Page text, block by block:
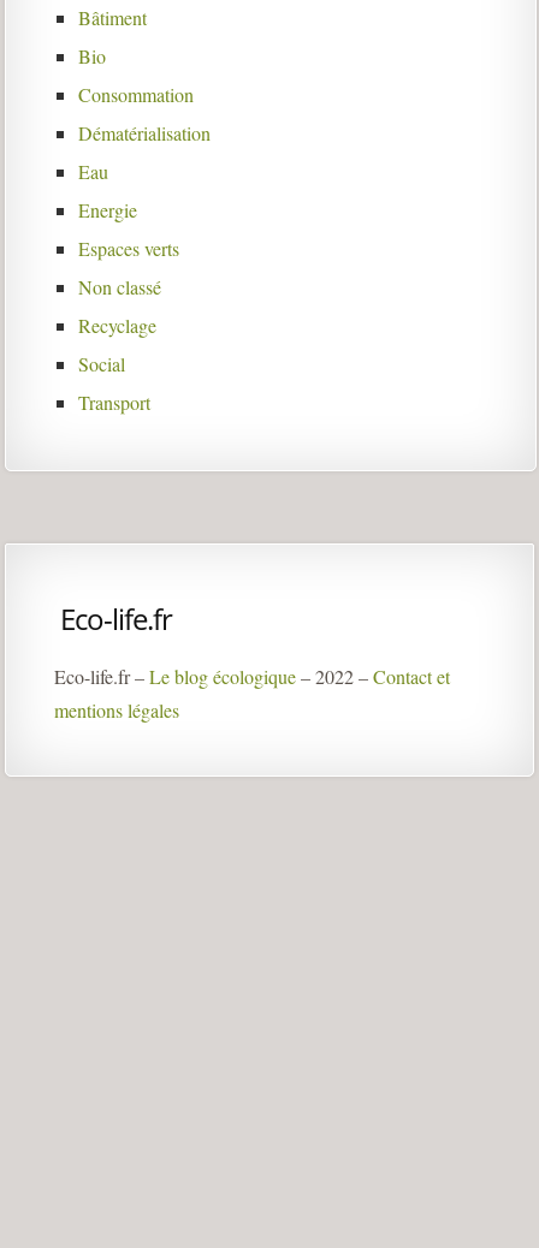
Bâtiment
Bio
Consommation
Dématérialisation
Eau
Energie
Espaces verts
Non classé
Recyclage
Social
Transport
Eco-life.fr
Eco-life.fr –Le blog écologique– 2022 –Contact et
mentions légales